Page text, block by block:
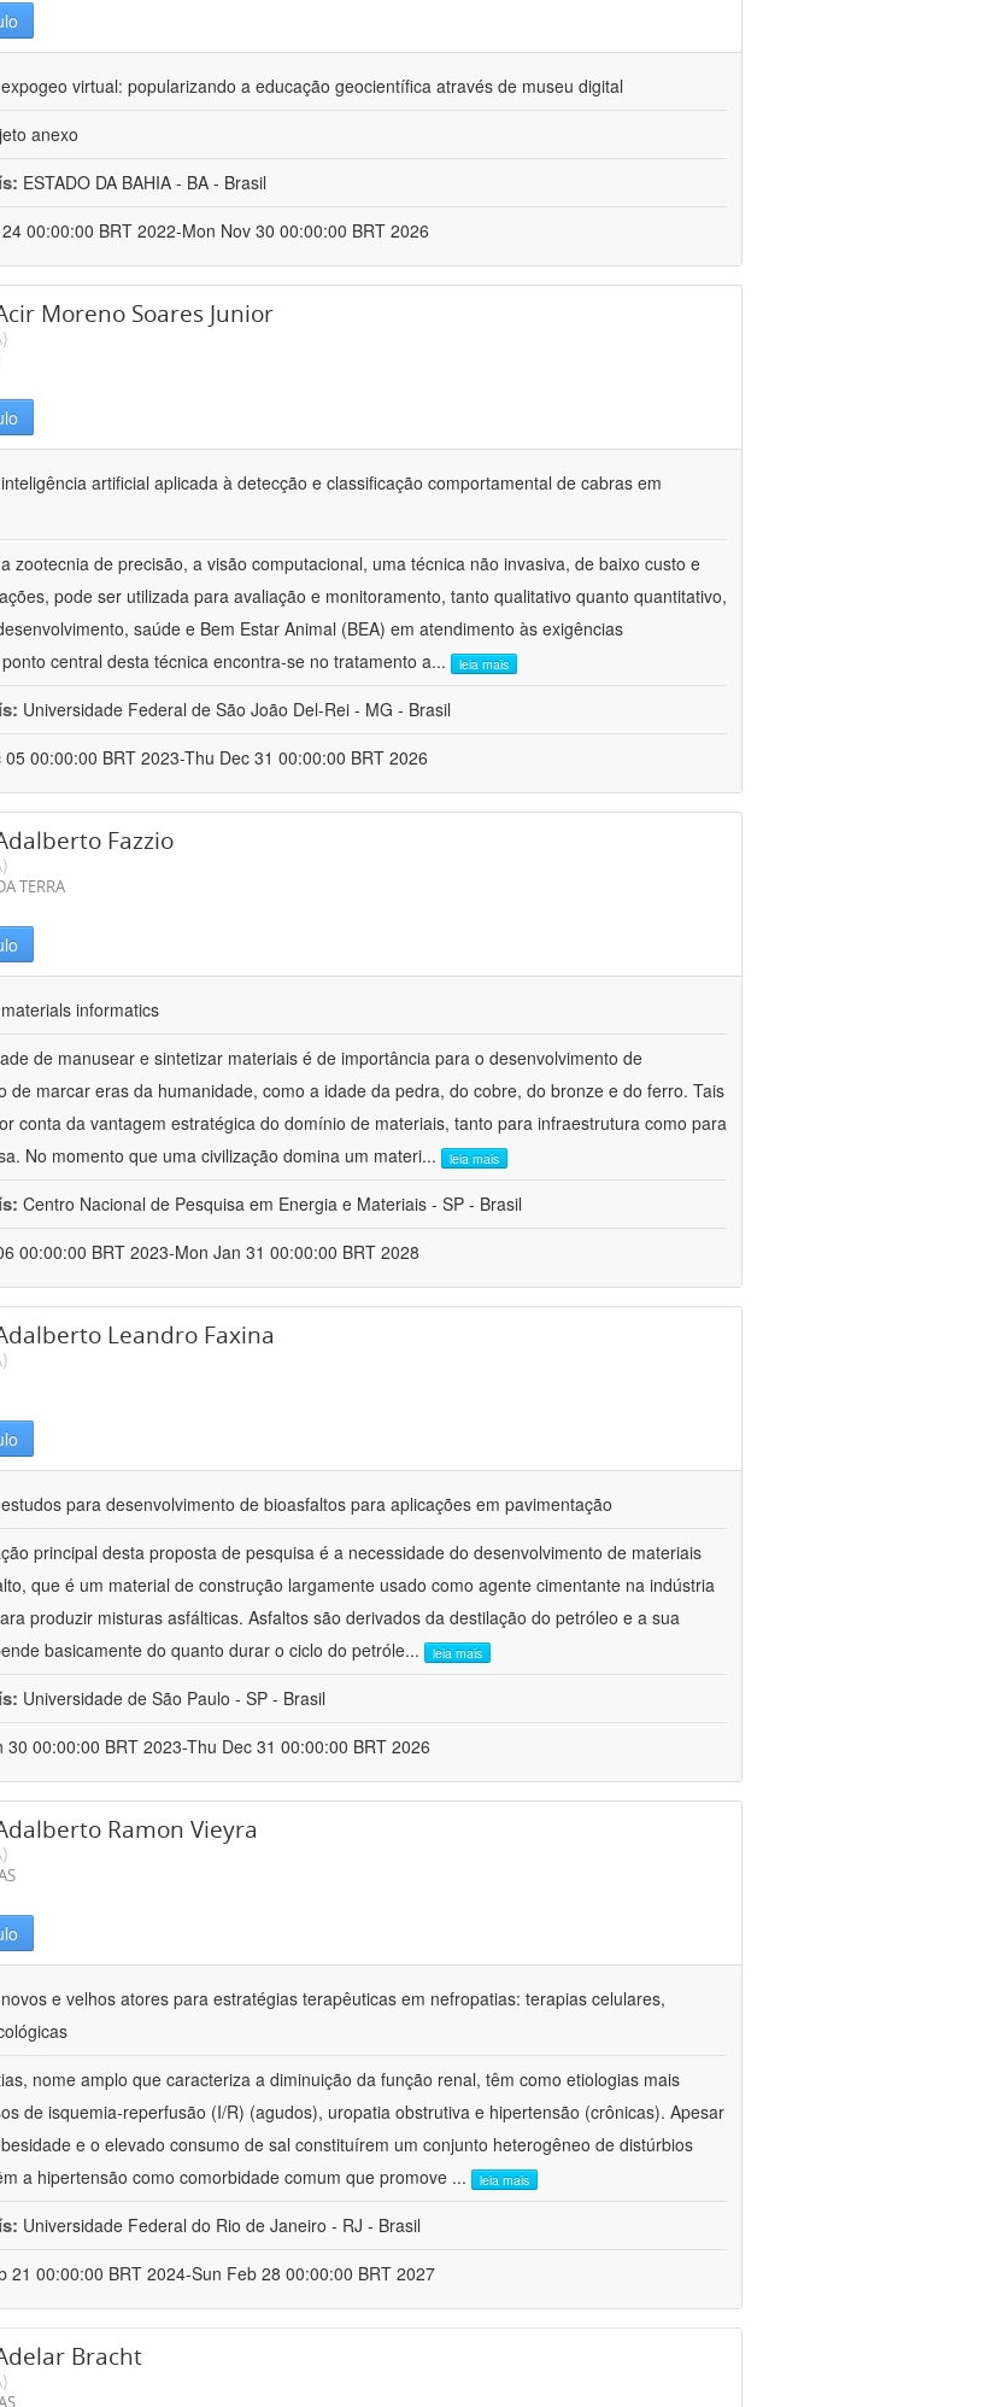
expogeo virtual: popularizando a educação geocientífica através de museu digital
anexo
ESTADO DA BAHIA - BA - Brasil
00:00:00 BRT 2022-Mon Nov 30 00:00:00 BRT 2026
Moreno Soares Junior
inteligência artificial aplicada à detecção e classificação comportamental de cabras em
zootecnia de precisão, a visão computacional, uma técnica não invasiva, de baixo custo e
pode ser utilizada para avaliação e monitoramento, tanto qualitativo quanto quantitativo,
saúde e Bem Estar Animal (BEA) em atendimento às exigências
central desta técnica encontra-se no tratamento a... leia mais
Universidade Federal de São João Del-Rei - MG - Brasil
05 00:00:00 BRT 2023-Thu Dec 31 00:00:00 BRT 2026
Fazzio
TERRA
materials informatics
de manusear e sintetizar materiais é de importância para o desenvolvimento de
de marcar eras da humanidade, como a idade da pedra, do cobre, do bronze e do ferro. Tais
conta da vantagem estratégica do domínio de materiais, tanto para infraestrutura como para
No momento que uma civilização domina um materi... leia mais
Centro Nacional de Pesquisa em Energia e Materiais - SP - Brasil
00:00:00 BRT 2023-Mon Jan 31 00:00:00 BRT 2028
Leandro Faxina
estudos para desenvolvimento de bioasfaltos para aplicações em pavimentação
principal desta proposta de pesquisa é a necessidade do desenvolvimento de materiais
que é um material de construção largamente usado como agente cimentante na indústria
produzir misturas asfálticas. Asfaltos são derivados da destilação do petróleo e a sua
basicamente do quanto durar o ciclo do petróle... leia mais
Universidade de São Paulo - SP - Brasil
30 00:00:00 BRT 2023-Thu Dec 31 00:00:00 BRT 2026
Ramon Vieyra
novos e velhos atores para estratégias terapêuticas em nefropatias: terapias celulares,
nome amplo que caracteriza a diminuição da função renal, têm como etiologias mais
de isquemia-reperfusão (I/R) (agudos), uropatia obstrutiva e hipertensão (crônicas). Apesar
e o elevado consumo de sal constituírem um conjunto heterogêneo de distúrbios
a hipertensão como comorbidade comum que promove ... leia mais
Universidade Federal do Rio de Janeiro - RJ - Brasil
21 00:00:00 BRT 2024-Sun Feb 28 00:00:00 BRT 2027
Bracht